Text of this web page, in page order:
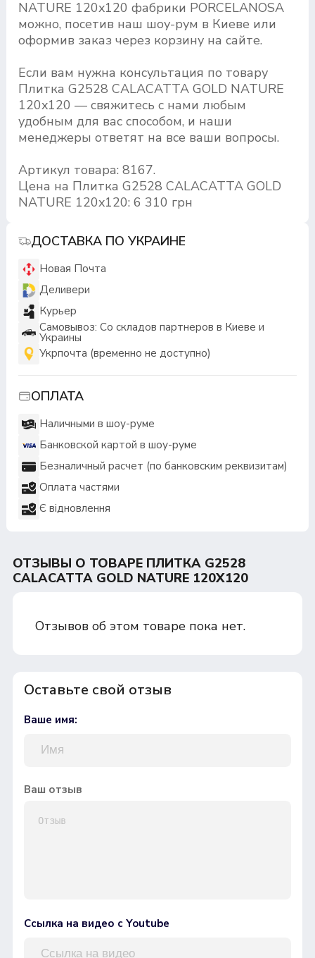
NATURE 120x120 фабрики PORCELANOSA
можно, посетив наш шоу-рум в Киеве или
оформив заказ через корзину на сайте.
Если вам нужна консультация по товару
Плитка G2528 CALACATTA GOLD NATURE
120x120 — свяжитесь с нами любым
удобным для вас способом, и наши
менеджеры ответят на все ваши вопросы.
Артикул товара: 8167.
Цена на Плитка G2528 CALACATTA GOLD
NATURE 120x120: 6 310 грн
ДОСТАВКА ПО УКРАИНЕ
Новая Почта
Деливери
Курьер
Самовывоз: Со складов партнеров в Киеве и
Украины
Укрпочта (временно не доступно)
ОПЛАТА
Наличными в шоу-руме
Банковской картой в шоу-руме
Безналичный расчет (по банковским реквизитам)
Оплата частями
Є відновлення
ОТЗЫВЫ О ТОВАРЕ ПЛИТКА G2528
CALACATTA GOLD NATURE 120X120
Отзывов об этом товаре пока нет.
Оставьте свой отзыв
Ваше имя:
Ваш отзыв
Ссылка на видео с Youtube